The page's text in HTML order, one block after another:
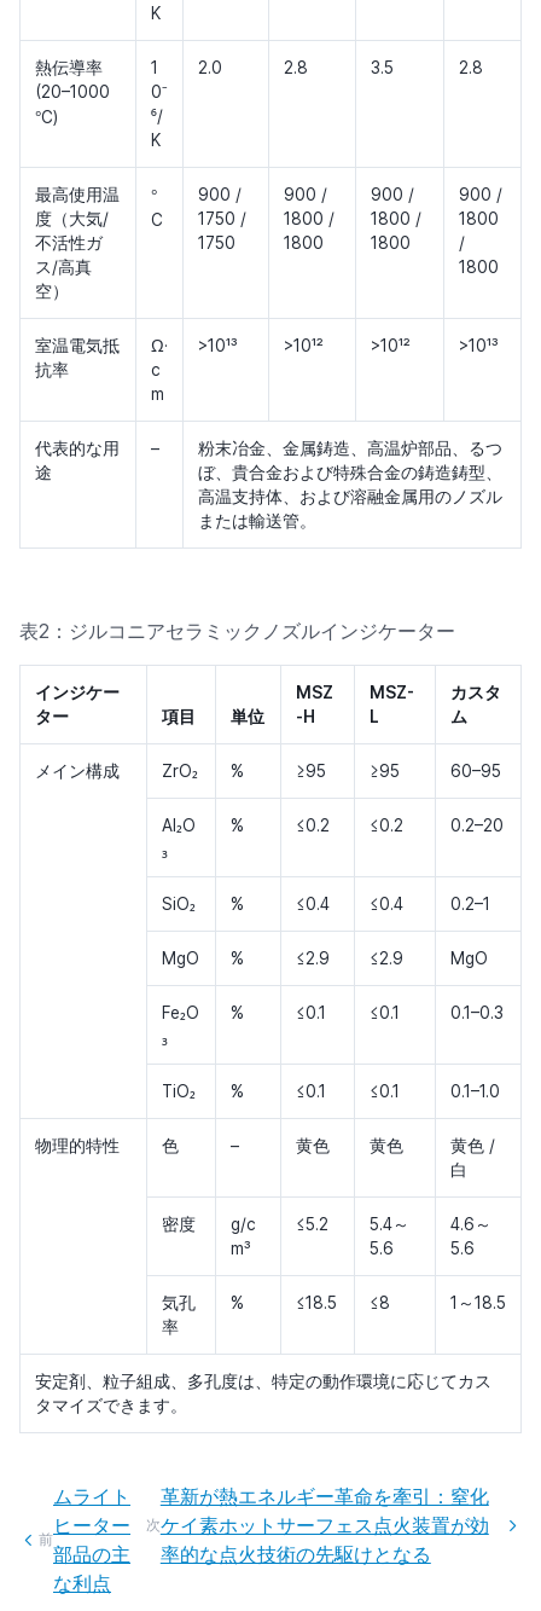
K
熱伝導率
(20–1000
°C)
1
0⁻
⁶/
K
2.0 2.8 3.5 2.8
最高使用温
度（大気/
不活性ガ
ス/高真
空）
°
C
900 /
1750 /
1750
900 /
1800 /
1800
900 /
1800 /
1800
900 /
1800
/
1800
室温電気抵
抗率
Ω·
c
m
>10¹³ >10¹² >10¹² >10¹³
代表的な用
途
–
粉末冶金、金属鋳造、高温炉部品、るつ
ぼ、貴合金および特殊合金の鋳造鋳型、
高温支持体、および溶融金属用のノズル
または輸送管。
表2：ジルコニアセラミックノズルインジケーター
インジケー
ター
項目 単位
MSZ
-H
MSZ-
L
カスタ
ム
メイン構成 ZrO₂ % ≥95 ≥95 60–95
Al₂O
₃
% ≤0.2 ≤0.2 0.2–20
SiO₂ % ≤0.4 ≤0.4 0.2–1
MgO % ≤2.9 ≤2.9 MgO
Fe₂O
₃
% ≤0.1 ≤0.1 0.1–0.3
TiO₂ % ≤0.1 ≤0.1 0.1–1.0
物理的特性 色 – 黄色 黄色
黄色 /
白
密度
g/c
m³
≤5.2
5.4～
5.6
4.6～
5.6
気孔
率
% ≤18.5 ≤8 1～18.5
安定剤、粒子組成、多孔度は、特定の動作環境に応じてカス
タマイズできます。
前
ムライト
ヒーター
部品の主
な利点
次
革新が熱エネルギー革命を牽引：窒化
ケイ素ホットサーフェス点火装置が効
率的な点火技術の先駆けとなる